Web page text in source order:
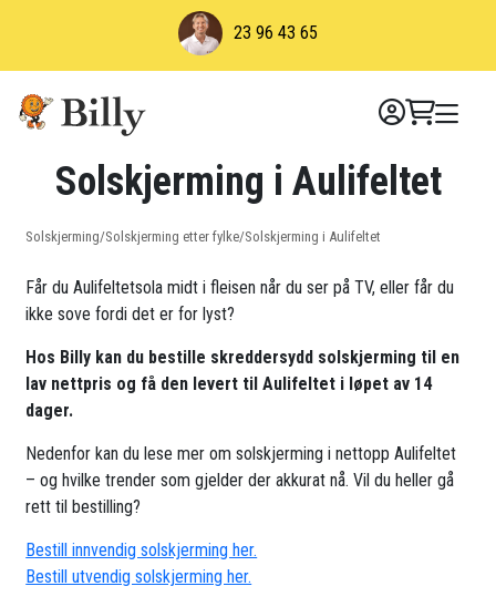
23 96 43 65
Solskjerming i Aulifeltet
Solskjerming/Solskjerming etter fylke/Solskjerming i Aulifeltet
Får du Aulifeltetsola midt i fleisen når du ser på TV, eller får du
ikke sove fordi det er for lyst?
Hos Billy kan du bestille skreddersydd solskjerming til en
lav nettpris og få den levert til Aulifeltet i løpet av 14
dager.
Nedenfor kan du lese mer om solskjerming i nettopp Aulifeltet
– og hvilke trender som gjelder der akkurat nå. Vil du heller gå
rett til bestilling?
Bestill innvendig solskjerming her.
Bestill utvendig solskjerming her.